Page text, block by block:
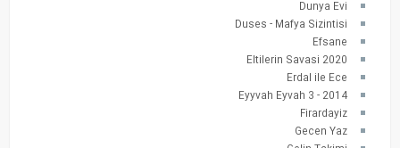
Dunya Evi
Duses - Mafya Sizintisi
Efsane
Eltilerin Savasi 2020
Erdal ile Ece
Eyyvah Eyvah 3 - 2014
Firardayiz
Gecen Yaz